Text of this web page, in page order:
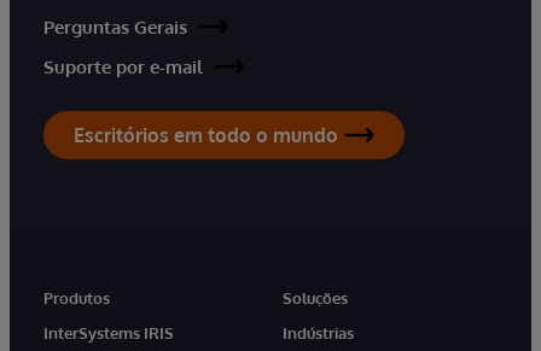
Perguntas Gerais
Suporte por e-mail
Escritórios em todo o mundo
Produtos
InterSystems IRIS
Soluções
Indústrias